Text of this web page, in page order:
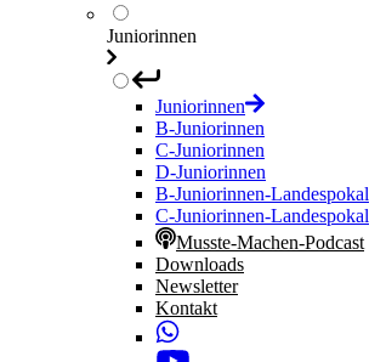
Juniorinnen
Juniorinnen
B-Juniorinnen
C-Juniorinnen
D-Juniorinnen
B-Juniorinnen-Landespokal
C-Juniorinnen-Landespokal
Musste-Machen-Podcast
Downloads
Newsletter
Kontakt